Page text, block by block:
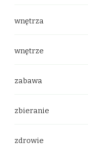
wnętrza
wnętrze
zabawa
zbieranie
zdrowie